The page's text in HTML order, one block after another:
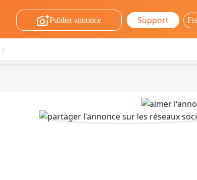
Publier annonce Support